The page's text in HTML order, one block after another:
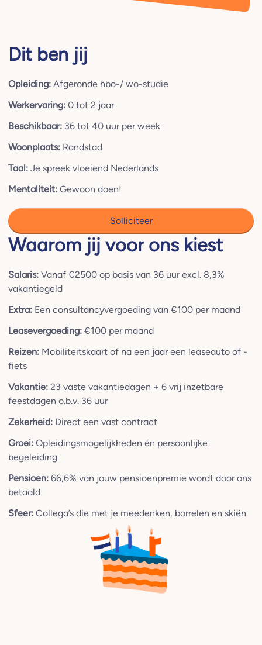
Dit ben jij
Opleiding: Afgeronde hbo-/ wo-studie
Werkervaring: 0 tot 2 jaar
Beschikbaar: 36 tot 40 uur per week
Woonplaats: Randstad
Taal: Je spreek vloeiend Nederlands
Mentaliteit: Gewoon doen!
Solliciteer
Waarom jij voor ons kiest
Salaris: Vanaf €2500 op basis van 36 uur excl. 8,3%
vakantiegeld
Extra: Een consultancyvergoeding van €100 per maand
Leasevergoeding: €100 per maand
Reizen: Mobiliteitskaart of na een jaar een leaseauto of -
fiets
Vakantie: 23 vaste vakantiedagen + 6 vrij inzetbare
feestdagen o.b.v. 36 uur
Zekerheid: Direct een vast contract
Groei: Opleidingsmogelijkheden én persoonlijke
begeleiding
Pensioen: 66,6% van jouw pensioenpremie wordt door ons
betaald
Sfeer: Collega’s die met je meedenken, borrelen en skiën